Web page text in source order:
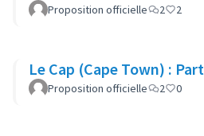
citoyens comme acteurs
Proposition officielle 2 2
Le Cap (Cape Town) :
Proposition officielle 2 0